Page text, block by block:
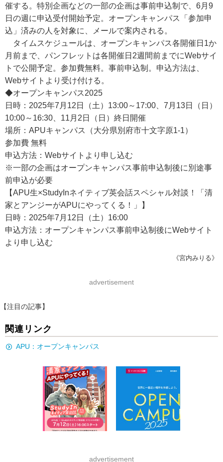
催する。特別企画などの一部の企画は事前申込制で、6月9
日の週に申込受付開始予定。オープンキャンパス「参加申
込」済みの人を対象に、メールで案内される。
タイムスケジュールは、オープンキャンパス各開催日1か
月前まで、パンフレットは各開催日2週間前までにWebサイ
トで公開予定。参加費無料。事前申込制。申込方法は、
Webサイトより受け付ける。
◆オープンキャンパス2025
日時：2025年7月12日（土）13:00～17:00、7月13日（日）
10:00～16:30、11月2日（日）終日開催
場所：APUキャンパス（大分県別府市十文字原1-1）
参加費 無料
申込方法：Webサイトより申し込む
※一部の企画はオープンキャンパス事前申込制後に別途事
前申込が必要
【APU生×StudyInネイティブ英会話スペシャル対談！「清
家とアンジーがAPUにやってくる！」】
日時：2025年7月12日（土）16:00
申込方法：オープンキャンパス事前申込制後にWebサイト
より申し込む
《宮内みりる》
advertisement
【注目の記事】
関連リンク
APU：オープンキャンパス
advertisement